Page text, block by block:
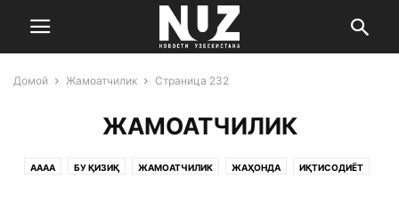
Домой Жамоатчилик Страница 232
ЖАМОАТЧИЛИК
AAAA БУ ҚИЗИҚ ЖАМОАТЧИЛИК ЖАҲОНДА ИҚТИСОДИЁТ